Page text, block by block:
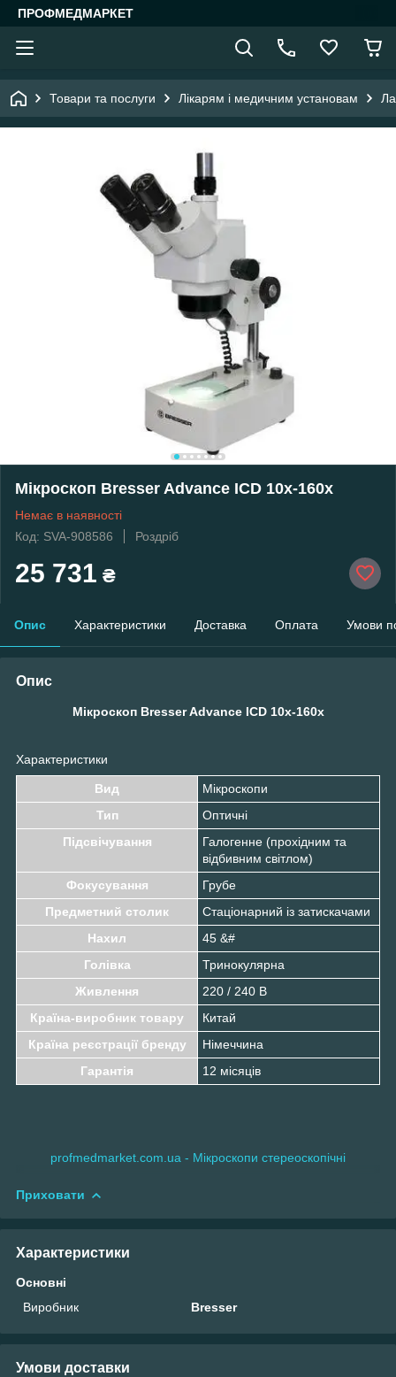
ПРОФМЕДМАРКЕТ
Товари та послуги Лікарям і медичним установам
Мікроскоп Bresser Advance ICD 10x-160x
Немає в наявності
Код: SVA-908586
Роздріб
25 731 ₴
Опис Характеристики Доставка Оплата Умови
Опис
Мікроскоп Bresser Advance ICD 10x-160x
Характеристики
Вид
Мікроскопи
Тип
Оптичні
Підсвічування
Галогенне (прохідним та
відбивним світлом)
Фокусування
Грубе
Предметний столик
Стаціонарний із затискачами
Нахил
45 &#
Голівка
Тринокулярна
Живлення
220 / 240 В
Країна-виробник товару
Китай
Країна реєстрації бренду
Німеччина
Гарантія
12 місяців
profmedmarket.com.ua - Мікроскопи стереоскопічні
Приховати
Характеристики
Основні
Виробник
Bresser
Умови доставки